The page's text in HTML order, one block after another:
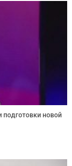
подготовки новой